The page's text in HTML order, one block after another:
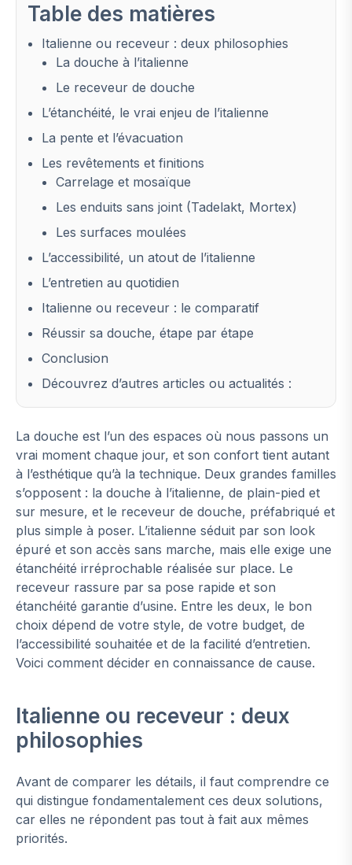
Table des matières
Italienne ou receveur : deux philosophies
La douche à l’italienne
Le receveur de douche
L’étanchéité, le vrai enjeu de l’italienne
La pente et l’évacuation
Les revêtements et finitions
Carrelage et mosaïque
Les enduits sans joint (Tadelakt, Mortex)
Les surfaces moulées
L’accessibilité, un atout de l’italienne
L’entretien au quotidien
Italienne ou receveur : le comparatif
Réussir sa douche, étape par étape
Conclusion
Découvrez d’autres articles ou actualités :
La douche est l’un des espaces où nous passons un
vrai moment chaque jour, et son confort tient autant
à l’esthétique qu’à la technique. Deux grandes familles
s’opposent : la douche à l’italienne, de plain-pied et
sur mesure, et le receveur de douche, préfabriqué et
plus simple à poser. L’italienne séduit par son look
épuré et son accès sans marche, mais elle exige une
étanchéité irréprochable réalisée sur place. Le
receveur rassure par sa pose rapide et son
étanchéité garantie d’usine. Entre les deux, le bon
choix dépend de votre style, de votre budget, de
l’accessibilité souhaitée et de la facilité d’entretien.
Voici comment décider en connaissance de cause.
Italienne ou receveur : deux
philosophies
Avant de comparer les détails, il faut comprendre ce
qui distingue fondamentalement ces deux solutions,
car elles ne répondent pas tout à fait aux mêmes
priorités.